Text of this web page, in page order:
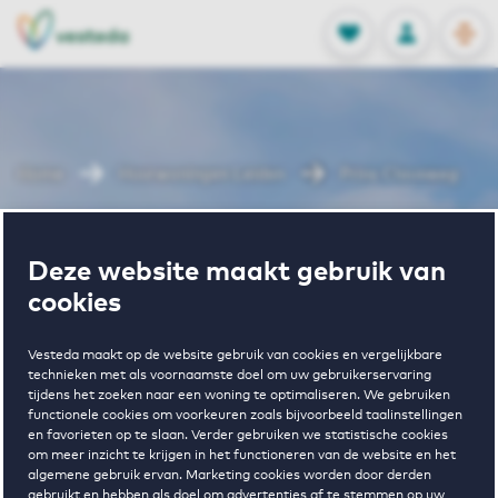
Deze website maakt gebruik van
cookies
Vesteda maakt op de website gebruik van cookies en vergelijkbare
technieken met als voornaamste doel om uw gebruikerservaring
tijdens het zoeken naar een woning te optimaliseren. We gebruiken
functionele cookies om voorkeuren zoals bijvoorbeeld taalinstellingen
en favorieten op te slaan. Verder gebruiken we statistische cookies
om meer inzicht te krijgen in het functioneren van de website en het
algemene gebruik ervan. Marketing cookies worden door derden
FAVORIETEN
Opgeslagen
INLOGGEN
NL
EN
Wonen in Prins
Clausweg
Regelmatig beschikbaar